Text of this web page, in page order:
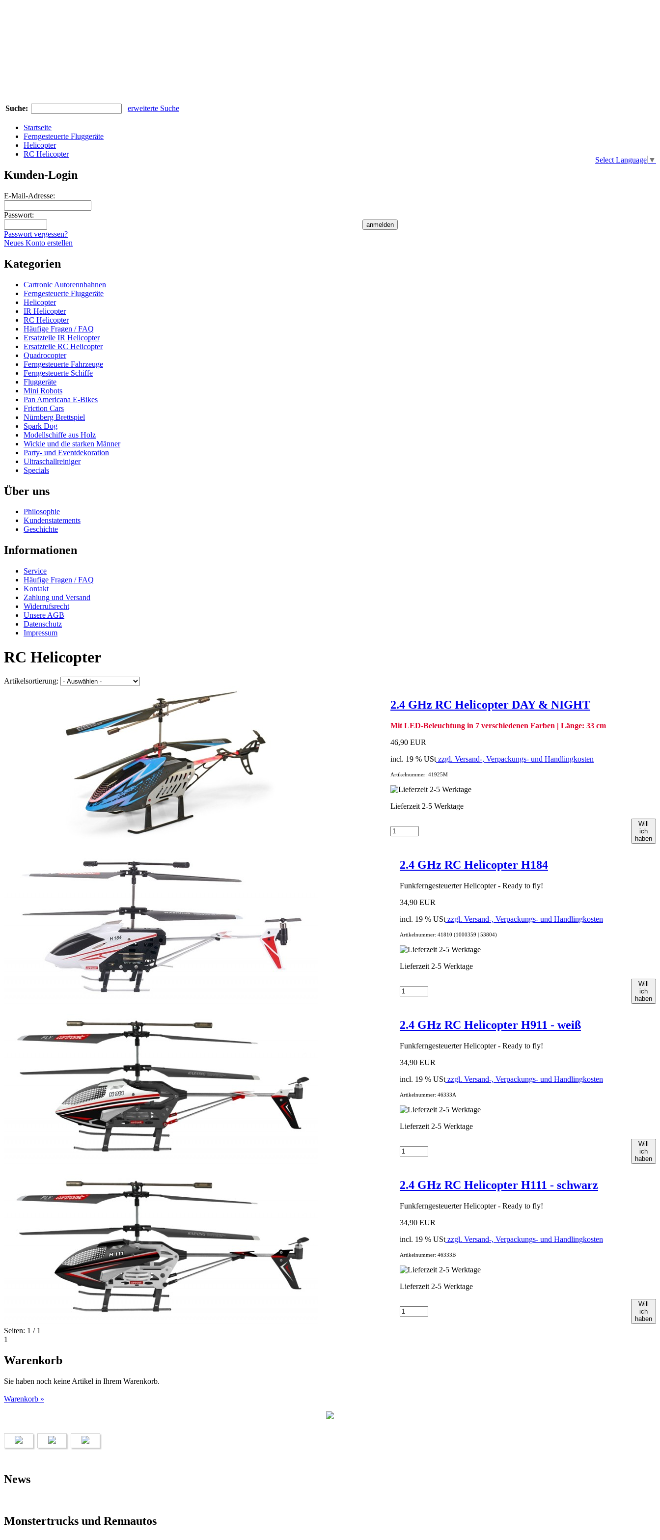
Suche: erweiterte Suche
Startseite
Ferngesteuerte Fluggeräte
Helicopter
RC Helicopter
Select Language ▼
Kunden-Login
E-Mail-Adresse:
Passwort:
anmelden
Passwort vergessen?
Neues Konto erstellen
Kategorien
Cartronic Autorennbahnen
Ferngesteuerte Fluggeräte
Helicopter
IR Helicopter
RC Helicopter
Häufige Fragen / FAQ
Ersatzteile IR Helicopter
Ersatzteile RC Helicopter
Quadrocopter
Ferngesteuerte Fahrzeuge
Ferngesteuerte Schiffe
Fluggeräte
Mini Robots
Pan Americana E-Bikes
Friction Cars
Nürnberg Brettspiel
Spark Dog
Modellschiffe aus Holz
Wickie und die starken Männer
Party- und Eventdekoration
Ultraschallreiniger
Specials
Über uns
Philosophie
Kundenstatements
Geschichte
Informationen
Service
Häufige Fragen / FAQ
Kontakt
Zahlung und Versand
Widerrufsrecht
Unsere AGB
Datenschutz
Impressum
RC Helicopter
Artikelsortierung:
2.4 GHz RC Helicopter DAY & NIGHT
Mit LED-Beleuchtung in 7 verschiedenen Farben | Länge: 33 cm
46,90 EUR
incl. 19 % USt zzgl. Versand-, Verpackungs- und Handlingkosten
Artikelnummer: 41925M
Lieferzeit 2-5 Werktage
Will
ich
haben
2.4 GHz RC Helicopter H184
Funkferngesteuerter Helicopter - Ready to fly!
34,90 EUR
incl. 19 % USt zzgl. Versand-, Verpackungs- und Handlingkosten
Artikelnummer: 41810 (1000359 | 53804)
Lieferzeit 2-5 Werktage
Will
ich
haben
2.4 GHz RC Helicopter H911 - weiß
Funkferngesteuerter Helicopter - Ready to fly!
34,90 EUR
incl. 19 % USt zzgl. Versand-, Verpackungs- und Handlingkosten
Artikelnummer: 46333A
Lieferzeit 2-5 Werktage
Will
ich
haben
2.4 GHz RC Helicopter H111 - schwarz
Funkferngesteuerter Helicopter - Ready to fly!
34,90 EUR
incl. 19 % USt zzgl. Versand-, Verpackungs- und Handlingkosten
Artikelnummer: 46333B
Lieferzeit 2-5 Werktage
Will
ich
haben
Seiten: 1 / 1
1
Warenkorb
Sie haben noch keine Artikel in Ihrem Warenkorb.
Warenkorb »
News
Monstertrucks und Rennautos